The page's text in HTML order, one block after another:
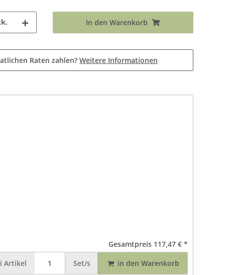
In den Warenkorb
Raten zahlen? Weitere Informationen
Gesamtpreis 117,47 € *
Artikel Set/s in den Warenkorb